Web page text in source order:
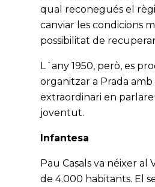
qual reconegués el
canviar les condicions
possibilitat de
L´any 1950, però, es
organitzar a Prada
extraordinari en
joventut.
Infantesa
Pau Casals va néixer
de 4.000 habitants. El